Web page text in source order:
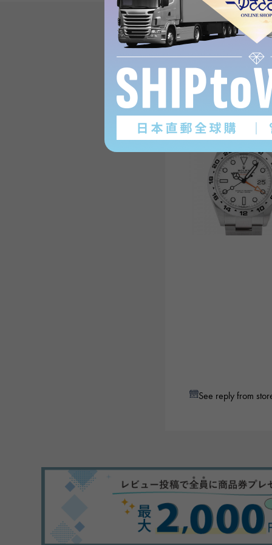
Explorer IIProduct
(1subject)
See reply from